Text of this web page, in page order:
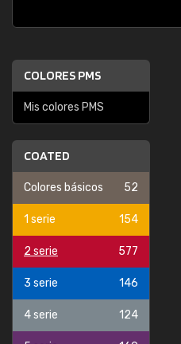
COLORES PMS
Mis colores PMS
COATED
Colores básicos 52
1 serie 154
2 serie 577
3 serie 146
4 serie 124